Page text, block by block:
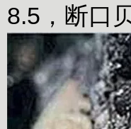
8.5，断口